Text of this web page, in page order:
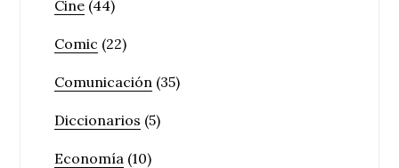
Cine (44)
Comic (22)
Comunicación (35)
Diccionarios (5)
Economía (10)